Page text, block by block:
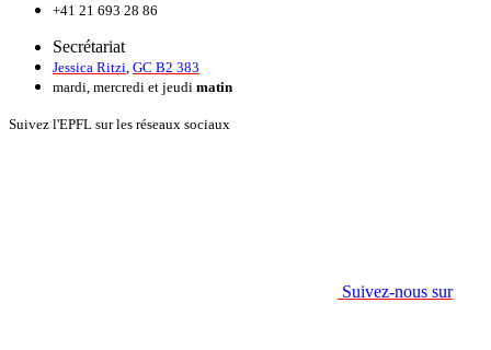
+41 21 693 28 86
Secrétariat
Jessica Ritzi GC B2 383
mardi, mercredi et jeudi matin
Suivez l'EPFL sur les réseaux sociaux
Suivez-nous sur